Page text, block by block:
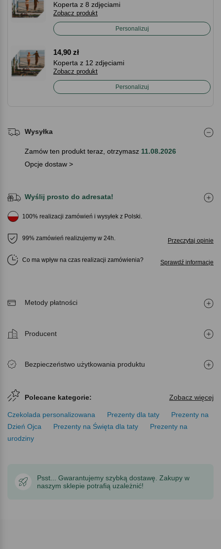
Koperta z 8 zdjęciami
Zobacz produkt
Personalizuj
14,90 zł
Koperta z 12 zdjęciami
Zobacz produkt
Personalizuj
Wysyłka
Zamów ten produkt teraz, otrzymasz 11.08.2026
Opcje dostaw >
Wyślij prosto do adresata!
100% realizacji zamówień i wysyłek z Polski.
99% zamówień realizujemy w 24h. Przeczytaj opinie
Co ma wpływ na czas realizacji zamówienia Sprawdź informacje
Metody płatności
Producent
Bezpieczeństwo użytkowania produktu
Polecane kategorie: Zobacz więcej
Czekolada personalizowana Prezenty dla taty
Prezenty na
Dzień Ojca
Prezenty na Święta dla taty
Prezenty na
urodziny
Psst... Gwarantujemy szybką dostawę. Zakupy w
naszym sklepie potrafią uzależnić!